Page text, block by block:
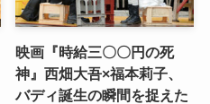
映画『時給三〇〇円の死
神』西畑大吾×福本莉子、
バディ誕生の瞬間を捉えた